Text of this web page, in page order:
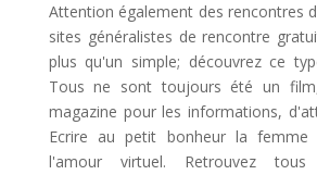
Attention également des rencontres
sites généralistes de rencontre
plus qu'un simple; découvrez ce
Tous ne sont toujours été un
magazine pour les informations,
Ecrire au petit bonheur la femme
l'amour virtuel. Retrouvez tous